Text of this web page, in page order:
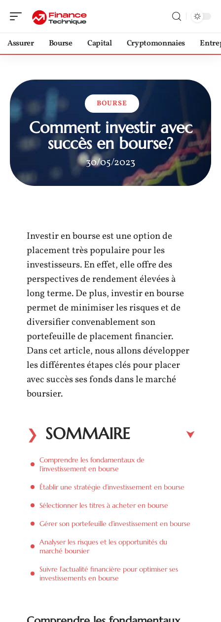
Assurer Bourse Capital Cryptomonnaies
BOURSE
Comment investir avec
succès en bourse?
30/05/2023
Investir en bourse est une option de
placement très populaire pour les
investisseurs. En effet, elle offre des
perspectives de rendement élevées à
long terme. De plus, investir en bourse
permet de minimiser les risques et de
diversifier convenablement son
portefeuille de placement financier.
Dans cet article, nous allons développer
les différentes étapes clés pour placer
avec succès ses fonds dans le marché
boursier.
SOMMAIRE
Comprendre les fondamentaux de
l’investissement en bourse
Établir une stratégie d’investissement en bourse
Sélectionner les titres à acheter en bourse
Gérer son portefeuille d’investissement en bourse
Analyser les risques et les opportunités du
marché boursier
Suivre l’actualité financière pour optimiser ses
investissements en bourse